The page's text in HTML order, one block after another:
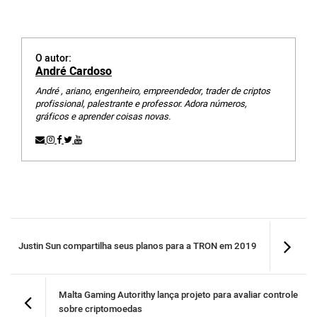
O autor:
André Cardoso
André , ariano, engenheiro, empreendedor, trader de criptos
profissional, palestrante e professor. Adora números,
gráficos e aprender coisas novas.
Justin Sun compartilha seus planos para a TRON em 2019
Malta Gaming Autorithy lança projeto para avaliar controle
sobre criptomoedas